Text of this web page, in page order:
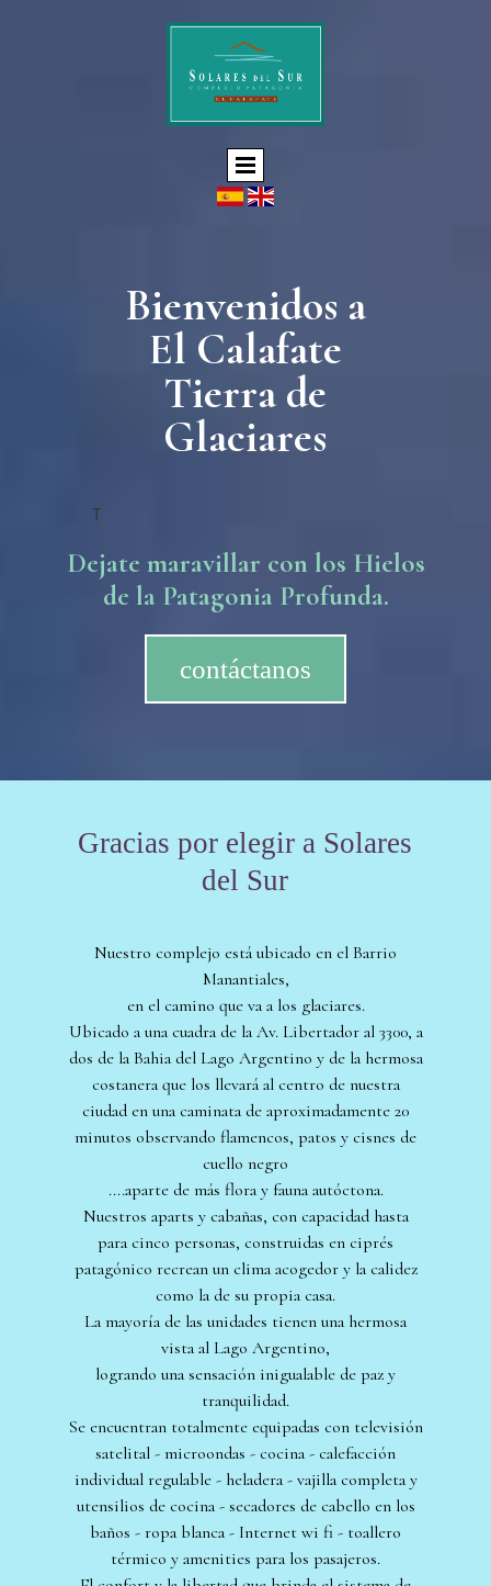
Bienvenidos a
El Calafate
Tierra de
Glaciares
T
Dejate maravillar con los Hielos
de la Patagonia Profunda.
contáctanos
Gracias por elegir a Solares
del Sur
Nuestro complejo está ubicado en el Barrio
Manantiales,
en el camino que va a los glaciares.
Ubicado a una cuadra de la Av. Libertador al 3300, a
dos de la Bahia del Lago Argentino y de la hermosa
costanera que los llevará al centro de nuestra
ciudad en una caminata de aproximadamente 20
minutos observando flamencos, patos y cisnes de
cuello negro
....aparte de más flora y fauna autóctona.
Nuestros aparts y cabañas, con capacidad hasta
para cinco personas, construidas en ciprés
patagónico recrean un clima acogedor y la calidez
como la de su propia casa.
La mayoría de las unidades tienen una hermosa
vista al Lago Argentino,
logrando una sensación inigualable de paz y
tranquilidad.
Se encuentran totalmente equipadas con televisión
satelital - microondas - cocina - calefacción
individual regulable - heladera - vajilla completa y
utensilios de cocina - secadores de cabello en los
baños - ropa blanca - Internet wi fi - toallero
térmico y amenities para los pasajeros.